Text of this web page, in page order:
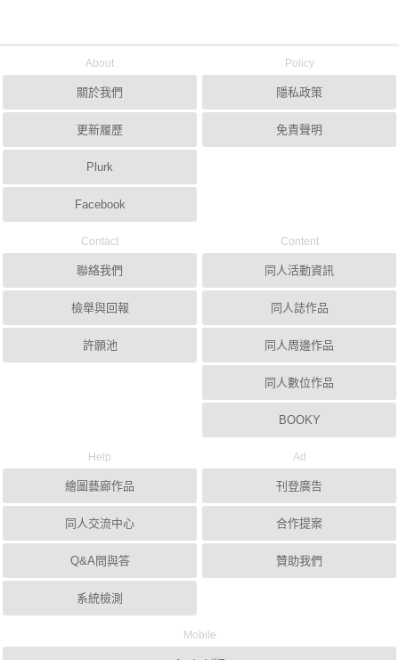
About
關於我們
更新履歷
Plurk
Facebook
Policy
隱私政策
免責聲明
Contact
聯絡我們
檢舉與回報
許願池
Content
同人活動資訊
同人誌作品
同人周邊作品
同人數位作品
BOOKY
Help
繪圖藝廊作品
同人交流中心
Q&A問與答
系統檢測
Ad
刊登廣告
合作提案
贊助我們
Mobile